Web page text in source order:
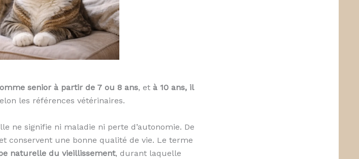
senior à partir de 7 ou 8 ans, età 10 ans, il
les références vétérinaires.
ne signifie ni maladie ni perte d’autonomie. De
conservent une bonne qualité de vie. Le terme
naturelle du vieillissement, durant laquelle